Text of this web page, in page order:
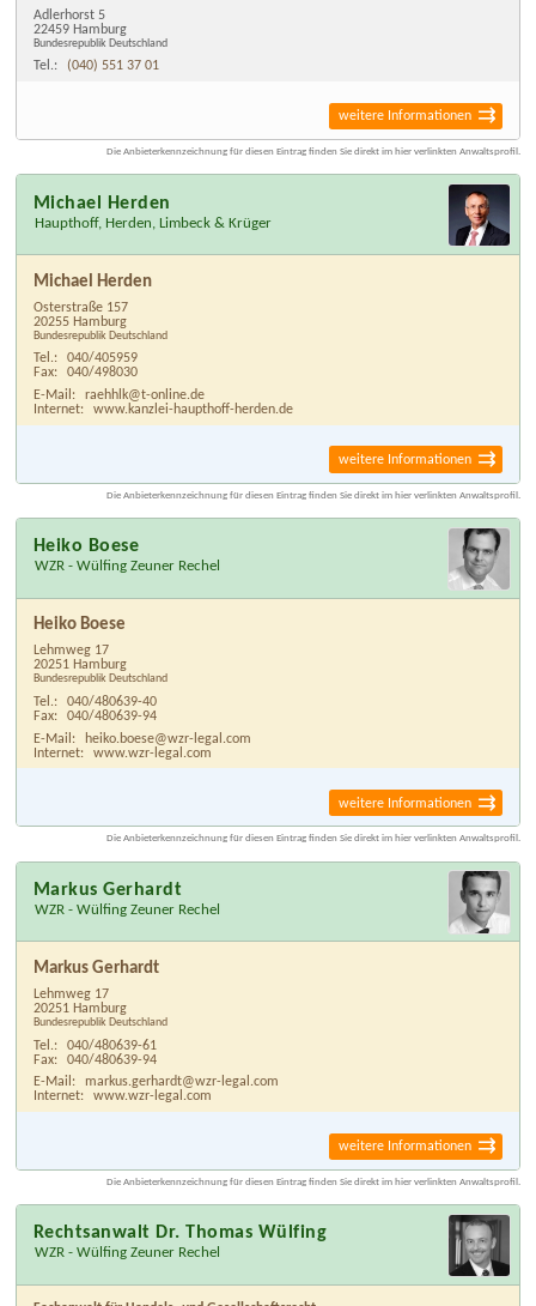
Adlerhorst 5
22459 Hamburg
Bundesrepublik Deutschland
Tel.: (040) 551 37 01
weitere Informationen
Die Anbieterkennzeichnung für diesen Eintrag finden Sie direkt im hier verlinkten Anwaltsprofil.
Michael Herden
Haupthoff, Herden, Limbeck & Krüger
Michael Herden
Osterstraße 157
20255 Hamburg
Bundesrepublik Deutschland
Tel.:
040/405959
Fax:
040/498030
E-Mail:
raehhlk@t-online.de
Internet:
www.kanzlei-haupthoff-herden.de
weitere Informationen
Die Anbieterkennzeichnung für diesen Eintrag finden Sie direkt im hier verlinkten Anwaltsprofil.
Heiko Boese
WZR - Wülfing Zeuner Rechel
Heiko Boese
Lehmweg 17
20251 Hamburg
Bundesrepublik Deutschland
Tel.:
040/480639-40
Fax:
040/480639-94
E-Mail:
heiko.boese@wzr-legal.com
Internet:
www.wzr-legal.com
weitere Informationen
Die Anbieterkennzeichnung für diesen Eintrag finden Sie direkt im hier verlinkten Anwaltsprofil.
Markus Gerhardt
WZR - Wülfing Zeuner Rechel
Markus Gerhardt
Lehmweg 17
20251 Hamburg
Bundesrepublik Deutschland
Tel.:
040/480639-61
Fax:
040/480639-94
E-Mail:
markus.gerhardt@wzr-legal.com
Internet:
www.wzr-legal.com
weitere Informationen
Die Anbieterkennzeichnung für diesen Eintrag finden Sie direkt im hier verlinkten Anwaltsprofil.
Rechtsanwalt Dr. Thomas Wülfing
WZR - Wülfing Zeuner Rechel